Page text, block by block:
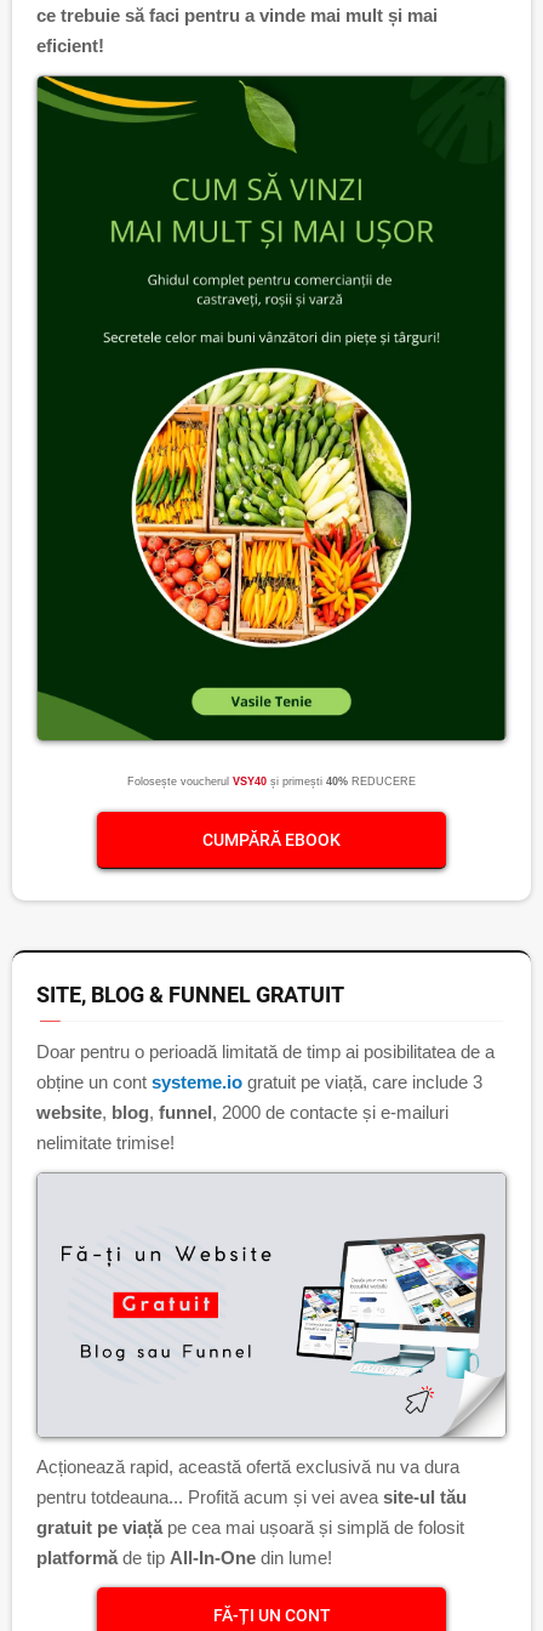
ce trebuie să faci pentru a vinde mai mult și mai
eficient!
Folosește voucherul VSY40 și primești 40% REDUCERE
CUMPĂRĂ EBOOK
SITE, BLOG & FUNNEL GRATUIT
Doar pentru o perioadă limitată de timp ai posibilitatea de a
obține un cont systeme.io gratuit pe viață, care include 3
website, blog, funnel, 2000 de contacte și e-mailuri
nelimitate trimise!
Acționează rapid, această ofertă exclusivă nu va dura
pentru totdeauna... Profită acum și vei avea site-ul tău
gratuit pe viață pe cea mai ușoară și simplă de folosit
platformă de tip All-In-One din lume!
FĂ-ȚI UN CONT